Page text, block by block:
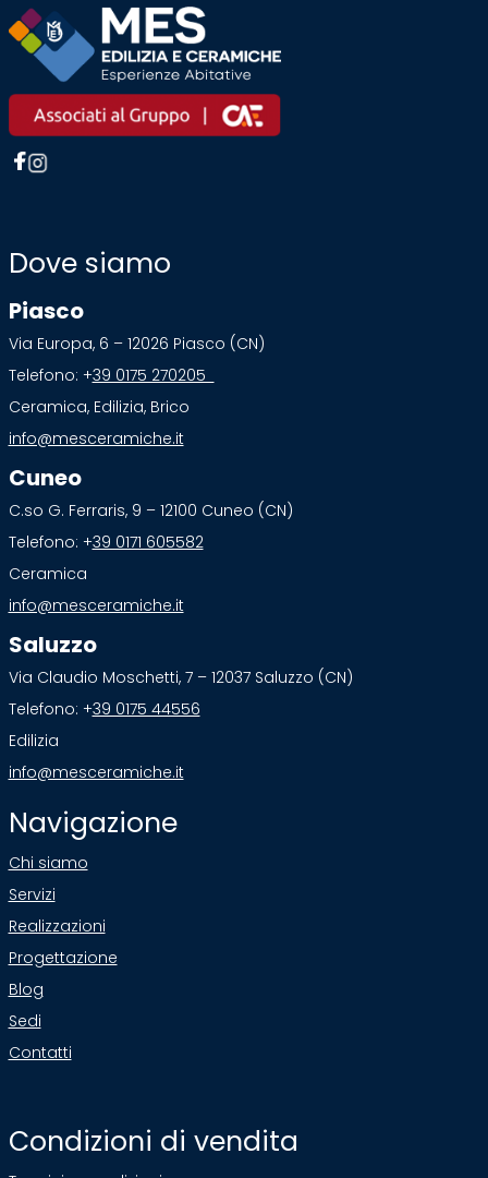
Dove siamo
Piasco
Via Europa, 6 – 12026 Piasco (CN)
Telefono: +39 0175 270205
Ceramica, Edilizia, Brico
info@mesceramiche.it
Cuneo
C.so G. Ferraris, 9 – 12100 Cuneo (CN)
Telefono: +39 0171 605582
Ceramica
info@mesceramiche.it
Saluzzo
Via Claudio Moschetti, 7 – 12037 Saluzzo (CN)
Telefono: +39 0175 44556
Edilizia
info@mesceramiche.it
Navigazione
Chi siamo
Servizi
Realizzazioni
Progettazione
Blog
Sedi
Contatti
Condizioni di vendita